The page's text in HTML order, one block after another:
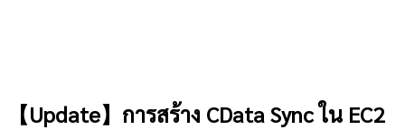
【Update】การสร้าง CData Sync ใน EC2